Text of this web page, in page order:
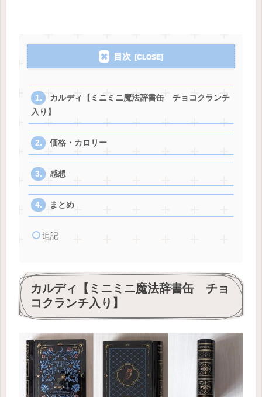
目次
カルディ【ミニミニ魔法辞書缶 チョコクランチ
入り】
価格・カロリー
感想
まとめ
追記
カルディ【ミニミニ魔法辞書缶 チョ
コクランチ入り】